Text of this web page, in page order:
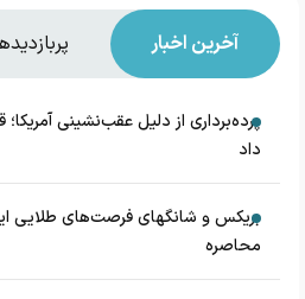
آخرین اخبار
پرده‌برداری از دلیل عقب‌نشینی آمریکا؛
داد
بریکس و شانگهای فرصت‌های طلایی
محاصره